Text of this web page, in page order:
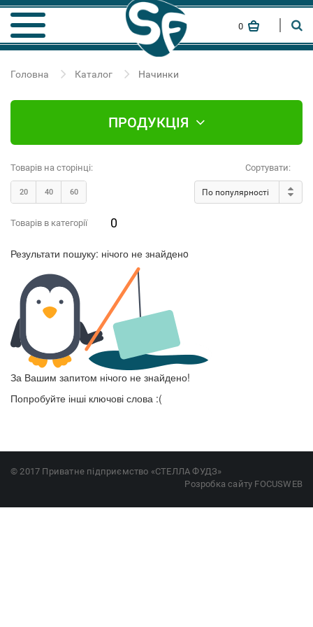
0
Головна Каталог Начинки
ПРОДУКЦІЯ
Товарів на сторінці:
20 40 60
Сортувати:
По популярності
Товарів в категорії 0
Результати пошуку: нічого не знайденo
За Вашим запитом нічого не знайдено!
Попробуйте інші ключові слова :(
© 2017 Приватне підприємство «СТЕЛЛА ФУДЗ»
Розробка сайту FOCUSWEB